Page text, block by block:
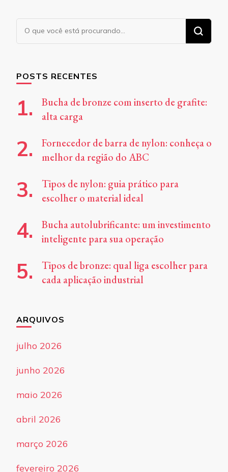
Procurando
POSTS RECENTES
Bucha de bronze com inserto de grafite:
alta carga
Fornecedor de barra de nylon: conheça o
melhor da região do ABC
Tipos de nylon: guia prático para
escolher o material ideal
Bucha autolubrificante: um investimento
inteligente para sua operação
Tipos de bronze: qual liga escolher para
cada aplicação industrial
ARQUIVOS
julho 2026
junho 2026
maio 2026
abril 2026
março 2026
fevereiro 2026